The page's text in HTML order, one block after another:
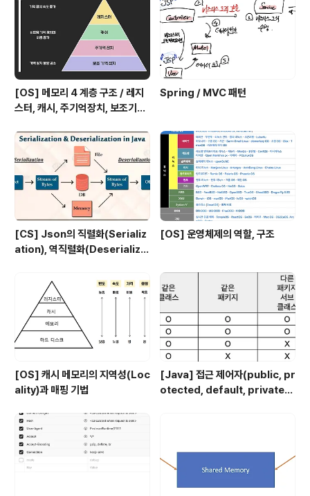
거나 하는 등의 에러 자바에서는 실행 시 발생할 수 있는 프
로그램 오류를 '에러'와 '예외' 두가지로 구분합니다. 에러
는 프로그램 코드로..
[OS] 메모리 4 계층 구조 / 레지
스터, 캐시, 주기억장치, 보조기억
Spring / MVC 패턴
[CS] Json의 직렬화(Serializ
ation), 역직렬화(Deserializa
[OS] 운영체제의 역할, 구조
[OS] 캐시 메모리의 지역성(Loc
ality)과 매핑 기법
[Java] 접근 제어자(public, pr
otected, default, private)